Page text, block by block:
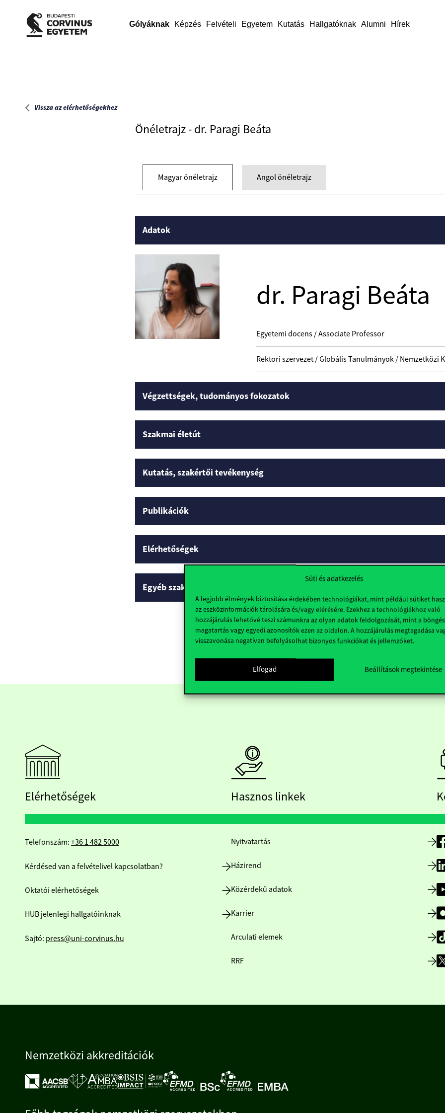
Süti és adatkezelés
A legjobb élmények biztosítása érdekében technológiákat, mint például sütiket
az eszközinformációk tárolására és/vagy elérésére. Ezekhez a technológiákhoz való
hozzájárulás lehetővé teszi számunkra az olyan adatok feldolgozását, mint a
magatartás vagy egyedi azonosítók ezen az oldalon. A hozzájárulás megtagadása
visszavonása negatívan befolyásolhat bizonyos funkciókat és jellemzőket.
Elfogad Beállítások megtekintése
Gólyáknak Képzés Felvételi Egyetem Kutatás Hallgatóknak Alumni Hírek
Vissza az elérhetőségekhez
Önéletrajz - dr. Paragi Beáta
Magyar önéletrajz Angol önéletrajz
Adatok
dr. Paragi Beáta
Egyetemi docens / Associate Professor
Rektori szervezet / Globális Tanulmányok / Nemzetközi
Végzettségek, tudományos fokozatok
Szakmai életút
Kutatás, szakértői tevékenység
Publikációk
Elérhetőségek
Egyéb szakmai profilok
Elérhetőségek
Telefonszám: +36 1 482 5000
Kérdésed van a felvételivel kapcsolatban?
Oktatói elérhetőségek
HUB jelenlegi hallgatóinknak
Sajtó: press@uni-corvinus.hu
Hasznos linkek
Nyitvatartás
Házirend
Közérdekű adatok
Karrier
Arculati elemek
RRF
Nemzetközi akkreditációk